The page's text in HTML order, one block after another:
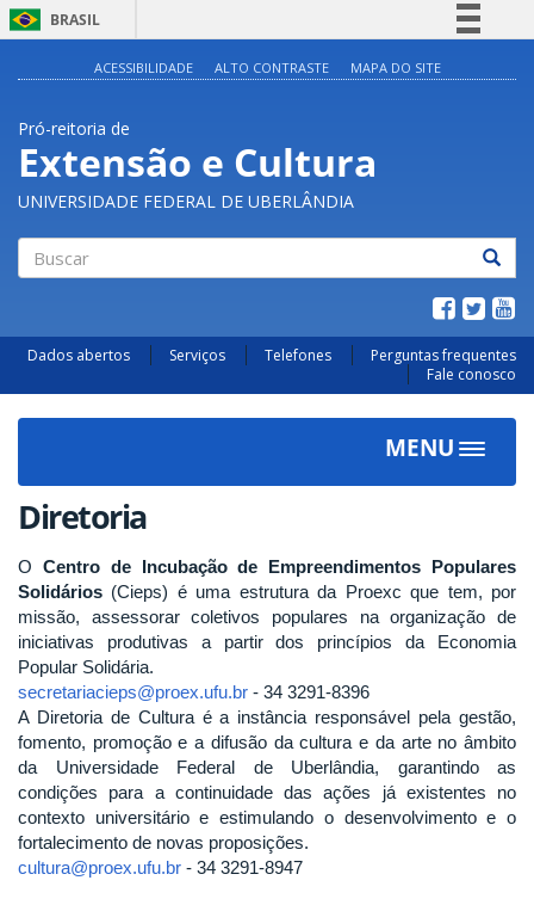
BRASIL
Acesso à informação
Legislação
Canais
ACESSIBILIDADE ALTO CONTRASTE MAPA DO SITE
Pró-reitoria de
Extensão e Cultura
UNIVERSIDADE FEDERAL DE UBERLÂNDIA
Dados abertos Serviços Telefones
Perguntas frequentes
Fale conosco
MENU
Toggle
Diretoria
O Centro de Incubação de Empreendimentos Populares
Solidários (Cieps) é uma estrutura da Proexc que tem, por
missão, assessorar coletivos populares na organização de
iniciativas produtivas a partir dos princípios da Economia
Popular Solidária.
secretariacieps@proex.ufu.br - 34 3291-8396
A Diretoria de Cultura é a instância responsável pela gestão,
fomento, promoção e a difusão da cultura e da arte no âmbito
da Universidade Federal de Uberlândia, garantindo as
condições para a continuidade das ações já existentes no
contexto universitário e estimulando o desenvolvimento e o
fortalecimento de novas proposições.
cultura@proex.ufu.br - 34 3291-8947